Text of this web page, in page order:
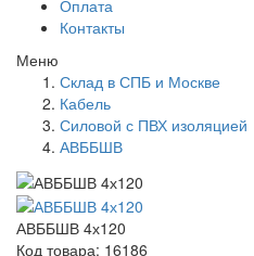
Оплата
Контакты
Меню
Склад в СПБ и Москве
Кабель
Силовой с ПВХ изоляцией
АВББШВ
АВББШВ 4х120
Код товара: 16186